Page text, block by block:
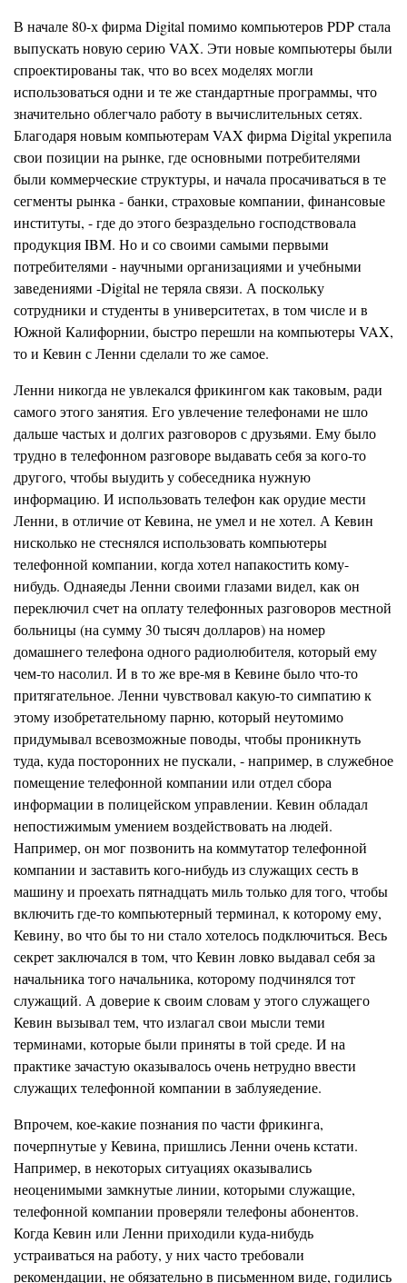
В начале 80-х фирма Digital помимо компьютеров PDP стала
выпускать новую серию VAX. Эти новые компьютеры были
спроектированы так, что во всех моделях могли
использоваться одни и те же стандартные программы, что
значительно облегчало работу в вычислительных сетях.
Благодаря новым компьютерам VAX фирма Digital укрепила
свои позиции на рынке, где основными потребителями
были коммерческие структуры, и начала просачиваться в те
сегменты рынка - банки, страховыекомпании, финансовые
институты, - где до этого безраздельно господствовала
продукция IBM. Но и со своими самыми первыми
потребителями - научными организациями и учебными
заведениями -Digital не теряла связи. А поскольку
сотрудники и студенты в университетах, в том числе и в
Южной Калифорнии, быстро перешли на компьютеры VAX,
то и Кевин сЛенни сделали то же самое.
Ленни никогда не увлекалсяфрикингомкак таковым, ради
самого этого занятия. Его увлечение телефонами не шло
дальше частых и долгих разговоров с друзьями. Ему было
трудно в телефонном разговоре выдавать себя за кого-то
другого, чтобы выудить у собеседника нужную
информацию. И использовать телефон как орудие мести
Ленни, в отличие отКевина, не умел и не хотел. А Кевин
нисколько не стеснялся использовать компьютеры
телефонной компании, когда хотел напакостить кому-
нибудь. ОднаяедыЛенни своими глазами видел, как он
переключил счет на оплату телефонных разговоров местной
больницы (на сумму 30 тысяч долларов) на номер
домашнего телефона одного радиолюбителя, который ему
чем-то насолил. И в то жевре-мяв Кевинебыло что-то
притягательное. Ленни чувствовал какую-то симпатию к
этому изобретательному парню, который неутомимо
придумывал всевозможные поводы, чтобы проникнуть
туда, куда посторонних не пускали, - например, в служебное
помещение телефонной компании или отдел сбора
информации в полицейском управлении. Кевин обладал
непостижимым умением воздействовать на людей.
Например, он мог позвонить на коммутатор телефонной
компании и заставить кого-нибудь из служащих сесть в
машину и проехать пятнадцать миль только для того, чтобы
включить где-то компьютерный терминал, к которому ему,
Кевину, во что бы то ни стало хотелось подключиться. Весь
секрет заключался в том, что Кевин ловко выдавал себя за
начальника того начальника, которому подчинялся тот
служащий. А доверие к своим словам у этого служащего
Кевин вызывал тем, что излагал свои мысли теми
терминами, которые были приняты в той среде. И на
практике зачастую оказывалось очень нетрудно ввести
служащих телефонной компании в заблуяедение.
Впрочем, кое-какие познания по части фрикинга,
почерпнутые у Кевина, пришлись Ленни очень кстати.
Например, в некоторых ситуациях оказывались
неоценимыми замкнутые линии, которыми служащие,
телефонной компании проверяли телефоны абонентов.
Когда Кевин или Ленни приходили куда-нибудь
устраиваться на работу, у них часто требовали
рекомендации, не обязательно в письменном виде, годились